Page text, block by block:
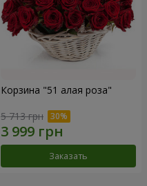
Корзина "51 алая роза"
5 713 грн
Заказать